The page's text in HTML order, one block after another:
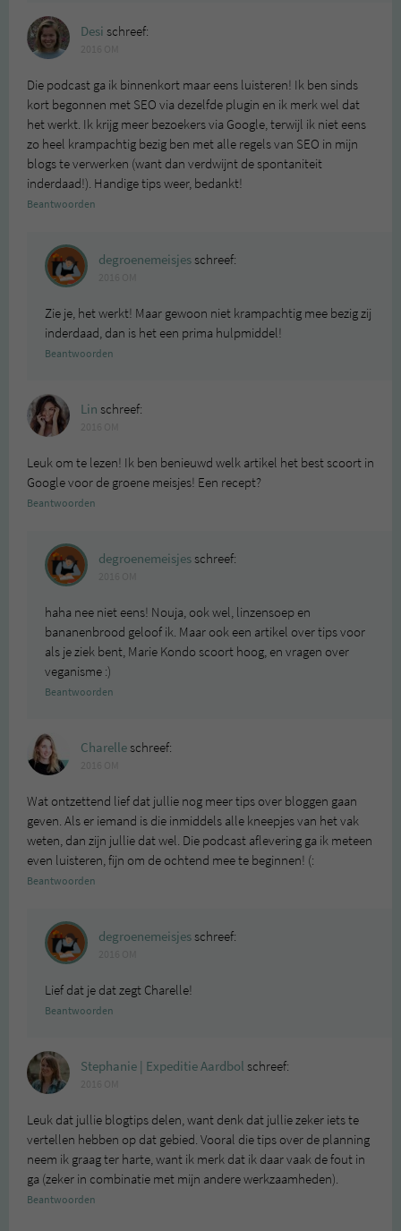
Desi schreef:
Die podcast ga ik binnenkort maar eens luisteren! Ik ben sinds
kort begonnen met SEO via dezelfde plugin en ik merk wel dat
het werkt. Ik krijg meer bezoekers via Google, terwijl ik niet eens
zo heel krampachtig bezig ben met alle regels van SEO in mijn
blogs te verwerken (want dan verdwijnt de spontaniteit
inderdaad!). Handige tips weer, bedankt!
Beantwoorden
degroenemeisjesschreef:
Zie je, het werkt! Maar gewoon niet krampachtig mee bezig zij
inderdaad, dan is het een prima hulpmiddel!
Beantwoorden
Lin schreef:
Leuk om te lezen! Ik ben benieuwd welk artikel het best scoort in
Google voor de groene meisjes! Een recept?
Beantwoorden
degroenemeisjesschreef:
haha nee niet eens! Nouja, ook wel, linzensoep en
bananenbrood geloof ik. Maar ook een artikel over tips voor
als je ziek bent, Marie Kondo scoort hoog, en vragen over
veganisme :)
Beantwoorden
Charelleschreef:
Wat ontzettend lief dat jullie nog meer tips over bloggen gaan
geven. Als er iemand is die inmiddels alle kneepjes van het vak
weten, dan zijn jullie dat wel. Die podcast aflevering ga ik meteen
even luisteren, fijn om de ochtend mee te beginnen! (:
Beantwoorden
degroenemeisjesschreef:
Lief dat je dat zegt Charelle!
Beantwoorden
Stephanie | Expeditie Aardbol schreef:
Leuk dat jullie blogtips delen, want denk dat jullie zeker iets te
vertellen hebben op dat gebied. Vooral die tips over de planning
neem ik graag ter harte, want ik merk dat ik daar vaak de fout in
ga (zeker in combinatie met mijn andere werkzaamheden).
Beantwoorden